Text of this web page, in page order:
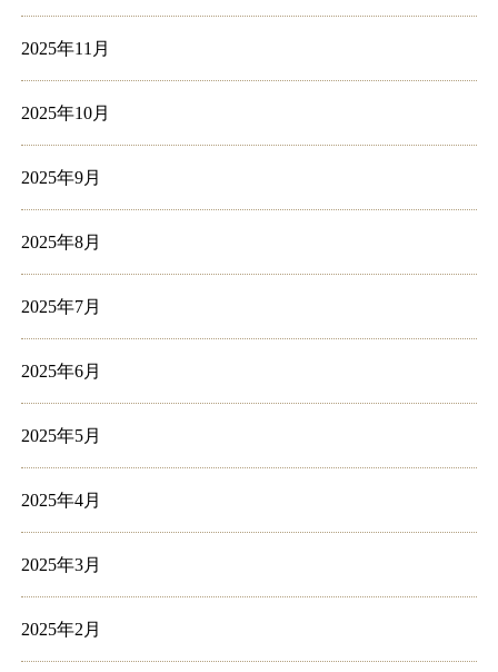
2025年11月
2025年10月
2025年9月
2025年8月
2025年7月
2025年6月
2025年5月
2025年4月
2025年3月
2025年2月